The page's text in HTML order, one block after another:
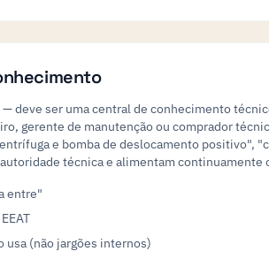
deve ser uma central de conhecimento
gerente de manutenção ou comprador
e bomba de deslocamento positivo",
técnica e alimentam continuamente
entre"
usa (não jargões internos)